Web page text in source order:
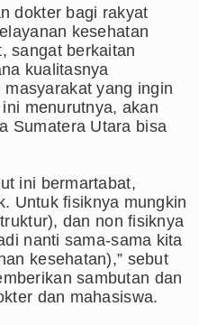
2026 Pukul 17.00 WIB
di Seoul
Nias
Aksi Damai di
dokter bagi rakyat
kesehatan
sangat berkaitan
kualitasnya
yang ingin
menurutnya, akan
Sumatera Utara bisa
ini bermartabat,
Untuk fisiknya mungkin
dan non fisiknya
nanti sama-sama kita
kesehatan),” sebut
sambutan dan
dan mahasiswa.